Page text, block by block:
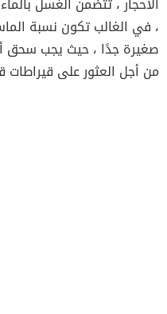
، في الغالب تكون نسبة
صغيرة جدًا ، حيث يجب سحق
من أجل العثور على قيراطات